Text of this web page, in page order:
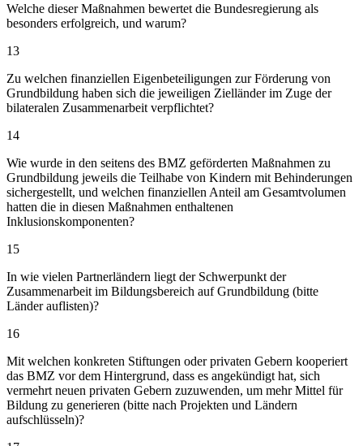
Welche dieser Maßnahmen bewertet die Bundesregierung als
besonders erfolgreich, und warum?
13
Zu welchen finanziellen Eigenbeteiligungen zur Förderung von
Grundbildung haben sich die jeweiligen Zielländer im Zuge der
bilateralen Zusammenarbeit verpflichtet?
14
Wie wurde in den seitens des BMZ geförderten Maßnahmen zu
Grundbildung jeweils die Teilhabe von Kindern mit Behinderungen
sichergestellt, und welchen finanziellen Anteil am Gesamtvolumen
hatten die in diesen Maßnahmen enthaltenen
Inklusionskomponenten?
15
In wie vielen Partnerländern liegt der Schwerpunkt der
Zusammenarbeit im Bildungsbereich auf Grundbildung (bitte
Länder auflisten)?
16
Mit welchen konkreten Stiftungen oder privaten Gebern kooperiert
das BMZ vor dem Hintergrund, dass es angekündigt hat, sich
vermehrt neuen privaten Gebern zuzuwenden, um mehr Mittel für
Bildung zu generieren (bitte nach Projekten und Ländern
aufschlüsseln)?